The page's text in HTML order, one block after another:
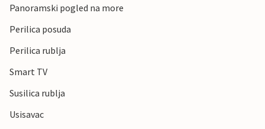
Panoramski pogled na more
Perilica posuda
Perilica rublja
Smart TV
Susilica rublja
Usisavac